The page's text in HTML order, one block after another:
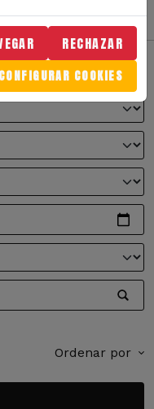
Ordenar por
RECHAZAR
CONFIGURAR COOKIES